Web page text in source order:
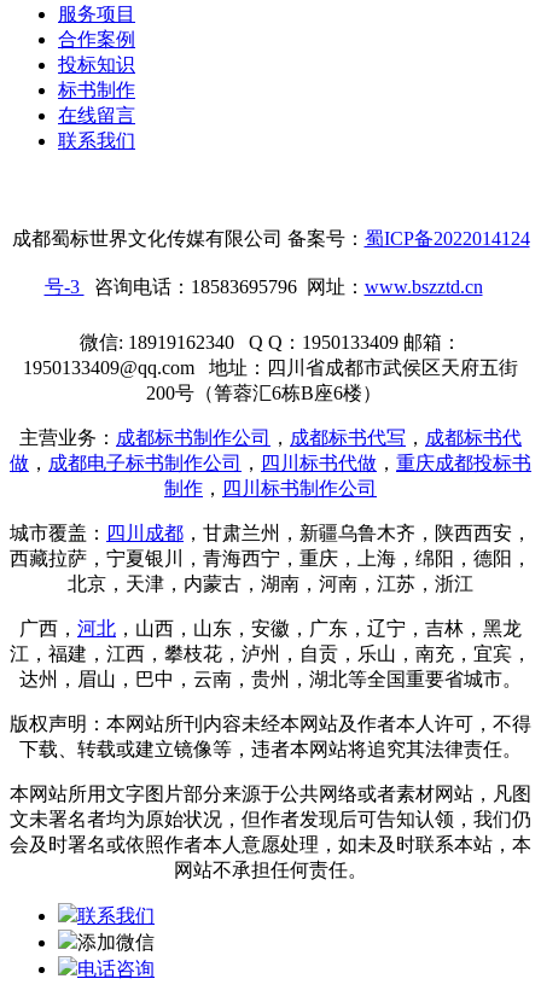
服务项目
合作案例
投标知识
标书制作
在线留言
联系我们
成都蜀标世界文化传媒有限公司 备案号： 蜀ICP备2022014124
号-3 咨询电话：18583695796 网址： www.bszztd.cn
微信: 18919162340 Q Q：1950133409 邮箱：
1950133409@qq.com 地址：四川省成都市武侯区天府五街
200号（箐蓉汇6栋B座6楼）
主营业务： 成都标书制作公司 ， 成都标书代写 ， 成都标书代
做 ， 成都电子标书制作公司 ， 四川标书代做 ， 重庆成都投标书
制作 ， 四川标书制作公司
城市覆盖： 四川成都 ，甘肃兰州，新疆乌鲁木齐，陕西西安，
西藏拉萨，宁夏银川，青海西宁，重庆，
上海 ，绵阳，德阳，
北京，天津，内蒙古，湖南，河南，江苏，浙江
广西， 河北 ，山西，山东，安徽，广东，辽宁，吉林，黑龙
江，福建，江西，攀枝花，泸州，自贡，乐山，南充，宜宾，
达州，眉山，巴中，云南，贵州，湖北等全国重要省城市。
版权声明：本网站所刊内容未经本网站及作者本人许可，不得
下载、转载或建立镜像等，违者本网站将追究其法律责任。
本网站所用文字图片部分来源于公共网络或者素材网站，凡图
文未署名者均为原始状况，但作者发现后可告知认领，我们仍
会及时署名或依照作者本人意愿处理，如未及时联系本站，本
网站不承担任何责任。
联系我们
添加微信
电话咨询